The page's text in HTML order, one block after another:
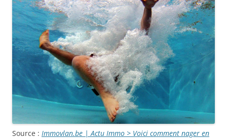
Source : Immovlan.be | Actu Immo > Voici comment nager en